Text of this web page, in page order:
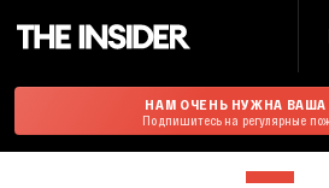
НАМ ОЧЕНЬ НУЖНА
Подпишитесь на регулярные